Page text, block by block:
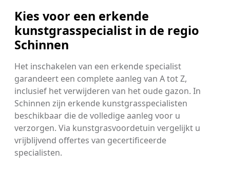
Kies voor een erkende
kunstgrasspecialist in de regio
Schinnen
Het inschakelen van een erkende specialist
garandeert een complete aanleg van A tot Z,
inclusief het verwijderen van het oude gazon. In
Schinnen zijn erkende kunstgrasspecialisten
beschikbaar die de volledige aanleg voor u
verzorgen. Via kunstgrasvoordetuin vergelijkt u
vrijblijvend offertes van gecertificeerde
specialisten.